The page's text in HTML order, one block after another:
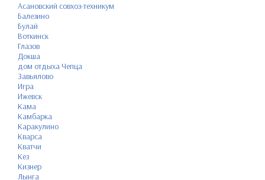
Асановский совхоз-техникум
Балезино
Булай
Воткинск
Глазов
Докша
дом отдыха Чепца
Завьялово
Игра
Ижевск
Кама
Камбарка
Каракулино
Кварса
Кватчи
Кез
Кизнер
Лынга